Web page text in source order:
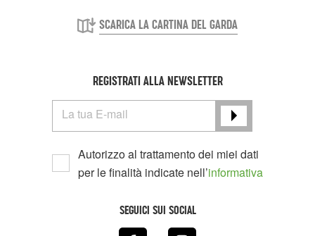
SCARICA LA CARTINA DEL GARDA
REGISTRATI ALLA NEWSLETTER
La tua E-mail
Autorizzo al trattamento dei miei dati
per le finalità indicate nell’informativa
SEGUICI SUI SOCIAL